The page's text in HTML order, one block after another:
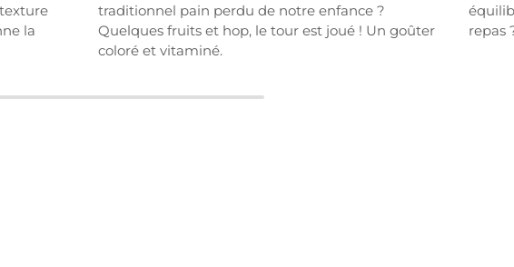
la
traditionnel pain perdu de notre enfance ?
Quelques fruits et hop, le tour est joué ! Un goûter
coloré et vitaminé.
repas